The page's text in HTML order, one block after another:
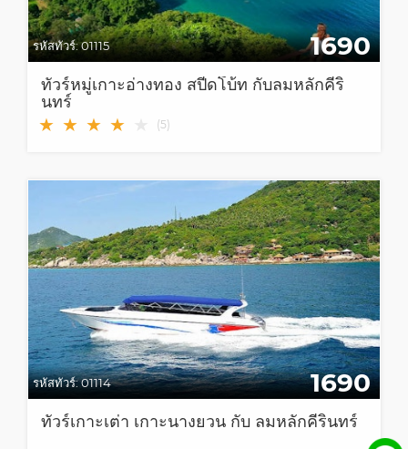
รหัสทัวร์:01115 1690
ทัวร์หมู่เกาะอ่างทอง สปีดโบ้ท กับลมหลักคีริ
นทร์
★ ★ ★ ★ (5)
รหัสทัวร์:01114 1690
ทัวร์เกาะเต่า เกาะนางยวน กับ ลมหลักคีรินทร์